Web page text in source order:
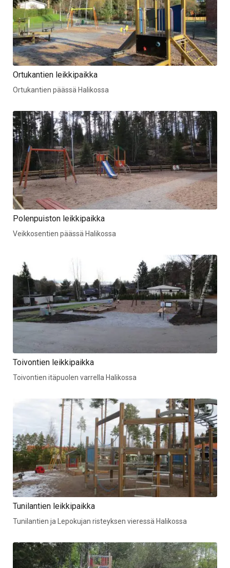
Ortukantien leikkipaikka
Ortukantien päässä Halikossa
Polenpuiston leikkipaikka
Veikkosentien päässä Halikossa
Toivontien leikkipaikka
Toivontien itäpuolen varrella Halikossa
Tunilantien leikkipaikka
Tunilantien ja Lepokujan risteyksen vieressä Halikossa